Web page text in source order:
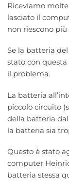
Riceviamo
lasciato il
non riescono più
Se la batteria
stato con
il problema.
La batteria
piccolo circuito
della batteria
la batteria sia
Questo è stato
computer
batteria stessa